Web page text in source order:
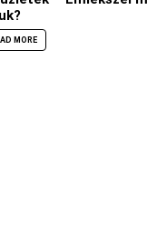
MORE